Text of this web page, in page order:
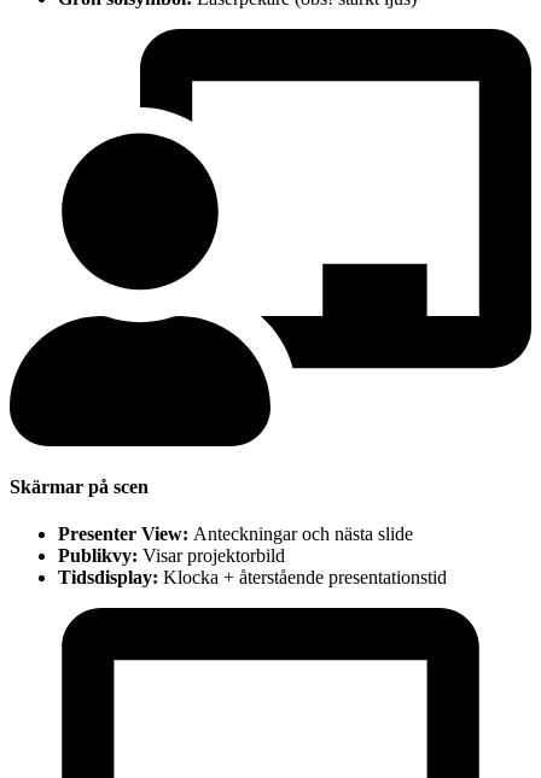
Skärmar på scen
Presenter View: Anteckningar och nästa slide
Publikvy: Visar projektorbild
Tidsdisplay: Klocka + återstående presentationstid